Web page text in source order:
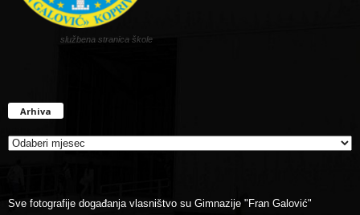
službena stranica škole
Arhiva
Sve fotografije događanja vlasništvo su Gimnazije "Fran Galović"